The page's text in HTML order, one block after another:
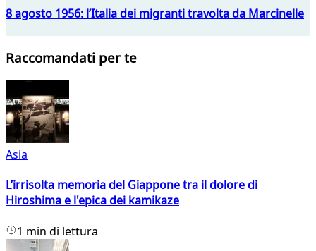
8 agosto 1956: l’Italia dei migranti travolta da Marcinelle
Raccomandati per te
Asia
L’irrisolta memoria del Giappone tra il dolore di
Hiroshima e l'epica dei kamikaze
1 min di lettura